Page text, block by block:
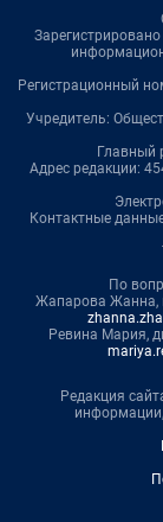
Регистрационный
Учредитель:
Главный
Адрес редакции:
Контактные
По
Жапарова Жанна,
Ревина Мария,
Редакция